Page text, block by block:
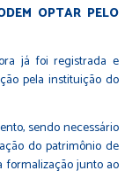
OPTAR PELO
já foi registrada e
pela instituição do
sendo necessário
do patrimônio de
formalização junto ao